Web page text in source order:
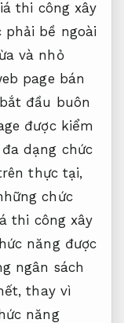
thi công xây
phải bề ngoài
và nhỏ
page bán
đầu buôn
được kiểm
dạng chức
thực tại,
chức
thi công xây
năng được
ngân sách
thay vì
năng